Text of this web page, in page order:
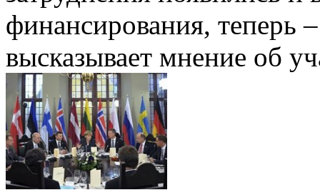
финансирования, теперь
высказывает мнение об